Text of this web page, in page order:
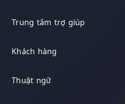
Trung tâm trợ giúp
Khách hàng
Thuật ngữ